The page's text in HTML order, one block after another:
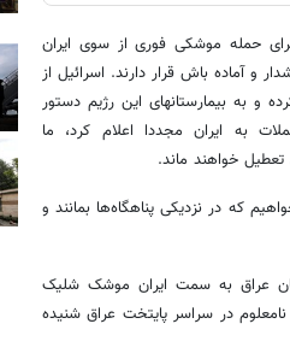
حمله موشکی فوری از سوی ایران
و آماده باش قرار دارند. اسرائیل از
به بیمارستانهای این رژیم دستور
به ایران مجددا اعلام کرد، ما
خواهند ماند.
که در نزدیکی پناهگاه‌ها بمانند و
عراق به سمت ایران موشک شلیک
در سراسر پایتخت عراق شنیده